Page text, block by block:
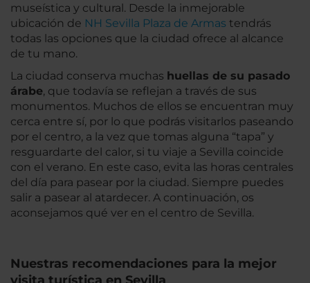
museística y cultural. Desde la inmejorable
ubicación de NH Sevilla Plaza de Armas tendrás
todas las opciones que la ciudad ofrece al alcance
de tu mano.
La ciudad conserva muchas huellas de su pasado
árabe, que todavía se reflejan a través de sus
monumentos. Muchos de ellos se encuentran muy
cerca entre sí, por lo que podrás visitarlos paseando
por el centro, a la vez que tomas alguna “tapa” y
resguardarte del calor, si tu viaje a Sevilla coincide
con el verano. En este caso, evita las horas centrales
del día para pasear por la ciudad. Siempre puedes
salir a pasear al atardecer. A continuación, os
aconsejamos qué ver en el centro de Sevilla.
Nuestras recomendaciones para la mejor